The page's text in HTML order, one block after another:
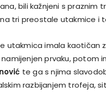
bili kažnjeni s praznim
tri preostale utakmice i
utakmica imala kaotičan
prvaku, potom
te ga s njima
razbijanjem trofeja,